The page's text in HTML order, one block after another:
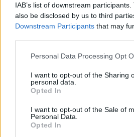
IAB’s list of downstream
also be disclosed by us to third
Downstream Participants that may
Personal Data Processing Opt
I want to opt-out of the Sharing
personal data.
Opted In
I want to opt-out of the Sale of
Personal Data.
Opted In
Archives
február 2026
január 2026
november 2025
júl 2025